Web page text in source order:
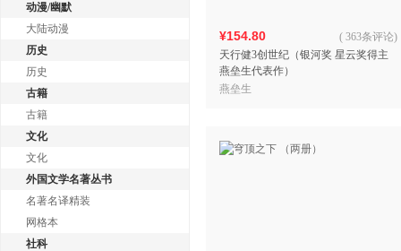
动漫/幽默
大陆动漫
历史
历史
古籍
古籍
文化
文化
外国文学名著丛书
名著名译精装
网格本
社科
¥154.80
天行健3创世纪（银河奖 星云奖得主
燕垒生代表作）
( 363条评论)
燕垒生